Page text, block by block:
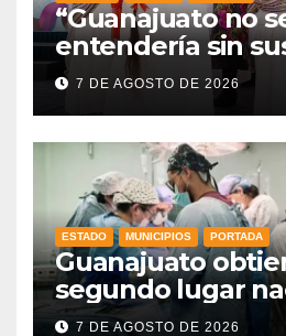
“Guanajuato no
entendería sin
Indígenas”: Libia
fortalece el
7 DE AGOSTO DE 2026
ESTADO MUNICIPIOS PORTADA
Guanajuato
segundo lugar
procuración de
7 DE AGOSTO DE 2026